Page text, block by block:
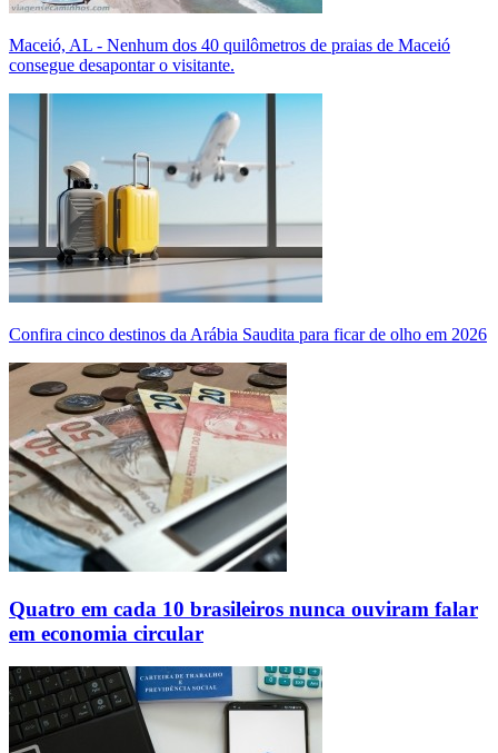
Maceió, AL - Nenhum dos 40 quilômetros de praias de Maceió
consegue desapontar o visitante.
Confira cinco destinos da Arábia Saudita para ficar de olho em 2026
Quatro em cada 10 brasileiros nunca ouviram falar
em economia circular